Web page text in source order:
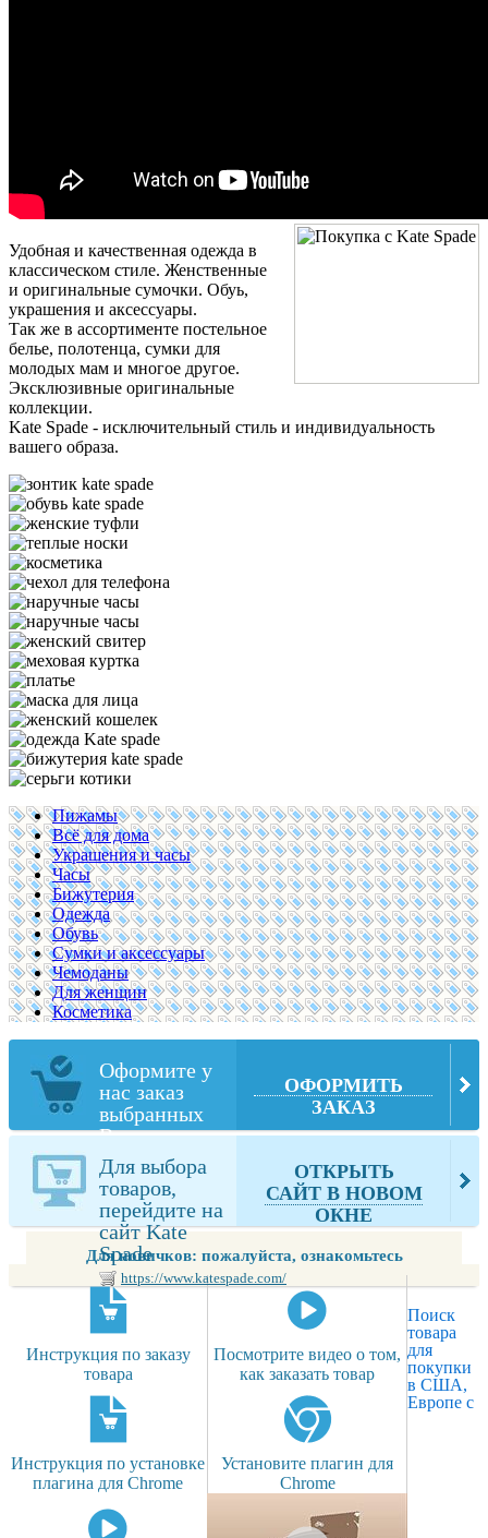
Удобная и качественная одежда в
классическом стиле. Женственные
и оригинальные сумочки. Обуь,
украшения и аксессуары.
Так же в ассортименте постельное
белье, полотенца, сумки для
молодых мам и многое другое.
Эксклюзивные оригинальные
коллекции.
Kate Spade - исключительный стиль и индивидуальность
вашего образа.
Пижамы
Всё для дома
Украшения и часы
Часы
Бижутерия
Одежда
Обувь
Сумки и аксессуары
Чемоданы
Для женщин
Косметика
Оформите у
нас заказ
выбранных
Вами товаров
из Kate Spade
ОФОРМИТЬ
ЗАКАЗ
Для выбора
товаров,
перейдите на
сайт Kate
Spade
https://www.katespade.com/
ОТКРЫТЬ
САЙТ В НОВОМ
ОКНЕ
Для новичков: пожалуйста, ознакомьтесь
Инструкция по заказу
товара
Посмотрите видео о том,
как заказать товар
Инструкция по установке
плагина для Chrome
Установите плагин для
Chrome
Поиск
товара
для
покупки
в США,
Европе с